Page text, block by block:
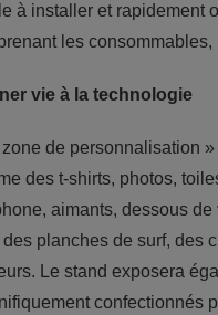
à installer et rapidement
les
vie à la technologie
zone de personnalisation
des t-shirts, photos,
aimants, dessous
planches de surf, des
Le stand exposera
confectionnés